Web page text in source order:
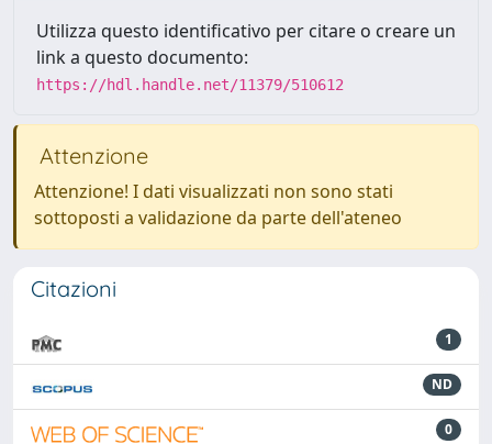
Utilizza questo identificativo per citare o creare un
link a questo documento:
https://hdl.handle.net/11379/510612
Attenzione
Attenzione! I dati visualizzati non sono stati
sottoposti a validazione da parte dell'ateneo
Citazioni
1
ND
0